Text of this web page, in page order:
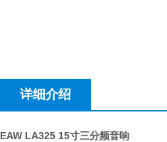
详细介绍
EAW LA325 15寸三分频音响